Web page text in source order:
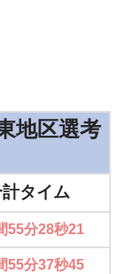
地区選考
タイム
55分28秒21
55分37秒45